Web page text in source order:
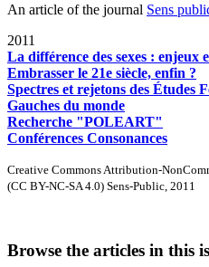
An article of the journal Sens
2011
La différence des sexes : enjeux
Embrasser le 21e siècle, enfin ?
Spectres et rejetons des Études
Gauches du monde
Recherche "POLEART"
Conférences Consonances
Creative Commons Attribution-
(CC BY-NC-SA 4.0) Sens-Public, 2011
Browse the articles in this